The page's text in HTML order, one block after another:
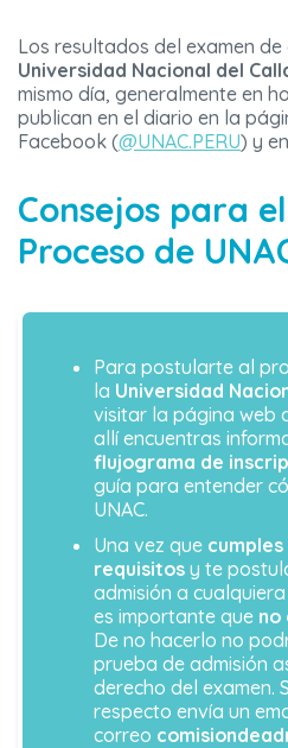
Los resultados del examen de
Universidad Nacional del
mismo día, generalmente en
publican en el diario en la
Facebook (@UNAC.PERU) y
Consejos para
Proceso de
Para postularte al
la Universidad
visitar la página web
allí encuentras
flujograma de
guía para entender
UNAC.
Una vez que
requisitos y te
admisión a
es importante que no
De no hacerlo no
prueba de admisión
derecho del examen.
respecto envía un
correo